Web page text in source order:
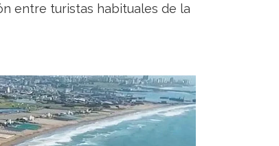
entre turistas habituales de la